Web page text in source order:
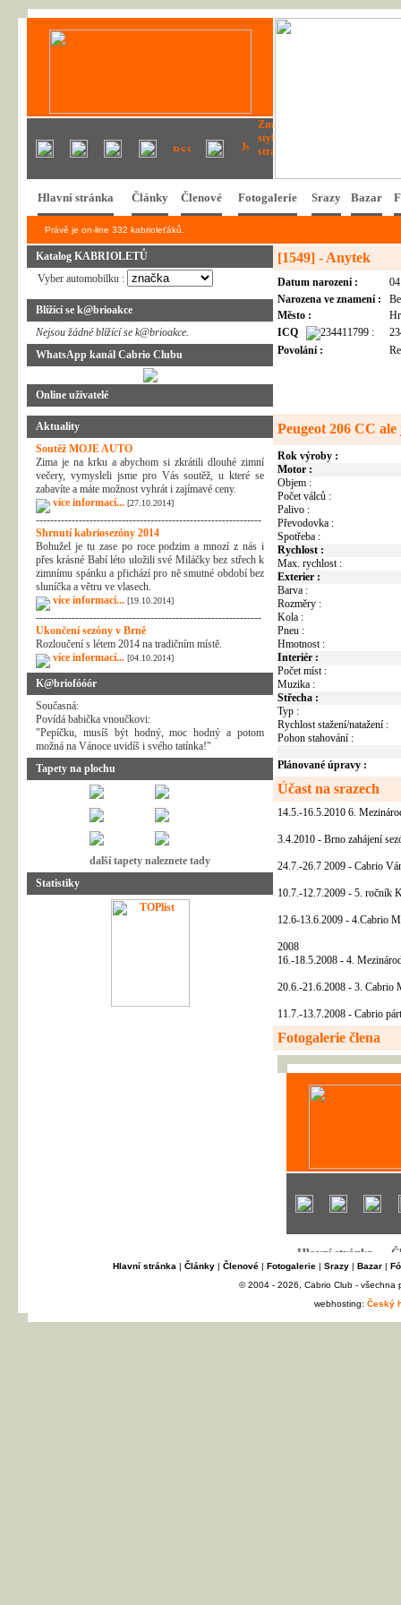
Hlavní stránka Články Členové Fotogalerie Srazy Bazar
Právě je on-line 332 kabrioleťáků.
Katalog KABRIOLETŮ
Vyber automobilku :
Blížící se k@brioakce
Nejsou žádné blížící se k@brioakce.
WhatsApp kanál Cabrio Clubu
Online uživatelé
Aktuality
Soutěž MOJE AUTO
Zima je na krku a abychom si zkrátili dlouhé zimní
večery, vymysleli jsme pro Vás soutěž, u které se
zabavíte a máte možnost vyhrát i zajímavé ceny.
více informací... [27.10.2014]
---------------------------------------------------------------
Shrnutí kabriosezóny 2014
Bohužel je tu zase po roce podzim a mnozí z nás i
přes krásné Babí léto uložili své Miláčky bez střech k
zimnímu spánku a přichází pro ně smutné období bez
sluníčka a větru ve vlasech.
více informací... [19.10.2014]
---------------------------------------------------------------
Ukončení sezóny v Brně
Rozloučení s létem 2014 na tradičním místě.
více informací... [04.10.2014]
K@briofóóór
Současná:
Povídá babička vnoučkovi:
"Pepíčku, musíš být hodný, moc hodný a potom
možná na Vánoce uvidíš i svého tatínka!"
Tapety na plochu
další tapety naleznete tady
Statistiky
[1549] - Anytek
Datum narození :
Narozena ve znamení :
Město :
ICQ
:
Povolání :
Peugeot 206 CC
Rok výroby :
Motor :
Objem :
Počet válců :
Palivo :
Převodovka :
Spotřeba :
Rychlost :
Max. rychlost :
Exterier :
Barva :
Rozměry :
Kola :
Pneu :
Hmotnost :
Interiér :
Počet míst :
Muzika :
Střecha :
Typ :
Rychlost stažení/natažení :
Pohon stahování :
Plánované úpravy :
Účast na srazech
14.5.-16.5.2010 6.
3.4.2010 - Brno zahájení
24.7.-26.7 2009 - Cabrio
10.7.-12.7.2009 - 5. ročník
12.6-13.6.2009 - 4.Cabrio
2008
16.-18.5.2008 - 4.
20.6.-21.6.2008 - 3. Cabrio
11.7.-13.7.2008 - Cabrio
Fotogalerie člena
Hlavní stránka | Články| Členové| Fotogalerie| Srazy| Bazar|
© 2004 - 2026, Cabrio Club - všechna
webhosting: Český